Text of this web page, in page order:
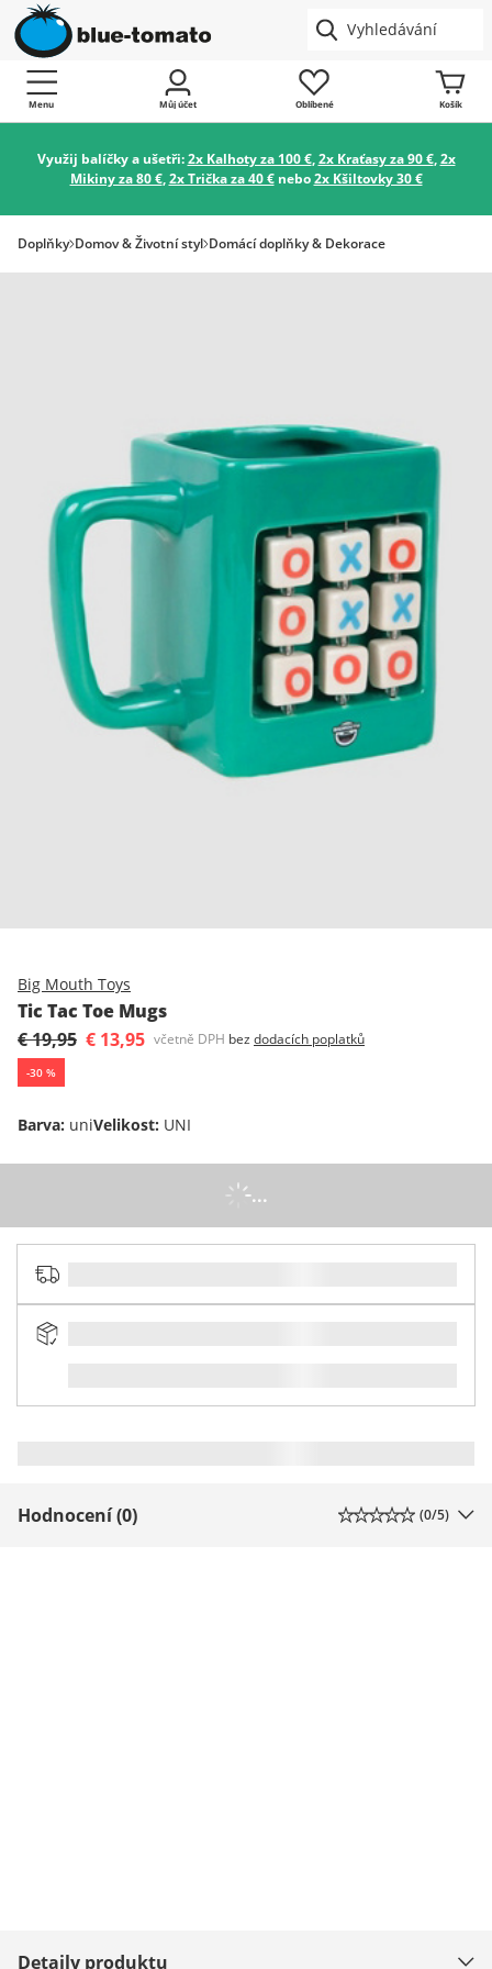
Menu Můj účet Oblíbené Košík
Využij balíčky a ušetři:2x Kalhoty za 100 €,2x Kraťasy za 90 €,2x
Mikiny za 80 €,2x Trička za 40 €nebo2x Kšiltovky 30 €
Doplňky Domov & Životní styl Domácí doplňky & Dekorace
Big Mouth Toys
Tic Tac Toe Mugs
€ 19,95 € 13,95 včetně DPH bez dodacích poplatků
-30 %
Barva: uniVelikost: UNI
...
Hodnocení (0) (0/5)
Detaily produktu